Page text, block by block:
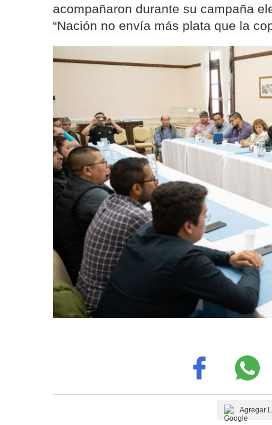
acompañaron durante su campaña
“Nación no envía más plata que la
Agregar